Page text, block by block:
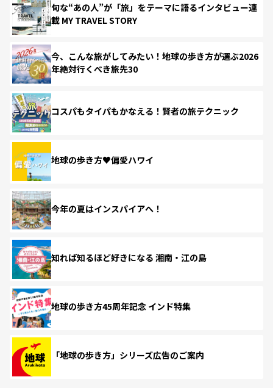
旬な“あの人”が「旅」をテーマに語るインタビュー連
載 MY TRAVEL STORY
今、こんな旅がしてみたい！地球の歩き方が選ぶ2026
年絶対行くべき旅先30
コスパもタイパもかなえる！賢者の旅テクニック
地球の歩き方♥偏愛ハワイ
今年の夏はインスパイアへ！
知れば知るほど好きになる 湘南・江の島
地球の歩き方45周年記念 インド特集
「地球の歩き方」シリーズ広告のご案内